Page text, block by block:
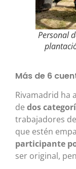
Personal
Más de 6
Rivamadrid ha
de dos
trabajadores
que estén
participante
ser original,